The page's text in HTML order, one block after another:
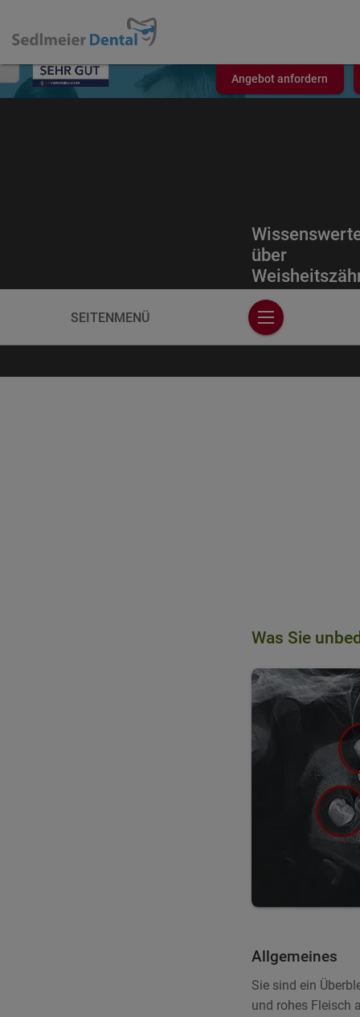
Angebot anfordern
über
Was Sie
Allgemeines
Sie sind ein
und rohes Fleisch
SEITENMENÜ